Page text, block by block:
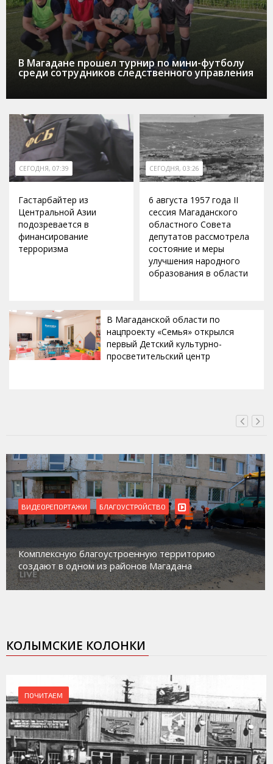
В Магадане прошел турнир по мини-футболу
среди сотрудников следственного управления
СЕГОДНЯ, 07:39
Гастарбайтер из
Центральной Азии
подозревается в
финансирование
терроризма
СЕГОДНЯ, 03:26
6 августа 1957 года II
сессия Магаданского
областного Совета
депутатов рассмотрела
состояние и меры
улучшения народного
образования в области
В Магаданской области по
нацпроекту «Семья» открылся
первый Детский культурно-
просветительский центр
ВИДЕОРЕПОРТАЖИ БЛАГОУСТРОЙСТВО
Комплексную благоустроенную территорию
создают в одном из районов Магадана
КОЛЫМСКИЕ КОЛОНКИ
ПОЧИТАЕМ